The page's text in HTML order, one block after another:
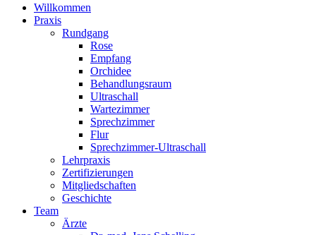
Willkommen
Praxis
Rundgang
Rose
Empfang
Orchidee
Behandlungsraum
Ultraschall
Wartezimmer
Sprechzimmer
Flur
Sprechzimmer-Ultraschall
Lehrpraxis
Zertifizierungen
Mitgliedschaften
Geschichte
Team
Ärzte